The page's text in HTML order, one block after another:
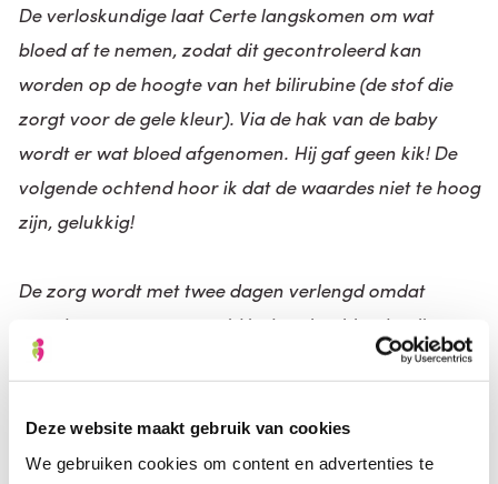
Deze website maakt gebruik van cookies
We gebruiken cookies om content en advertenties te
De verloskundige laat Certe langskomen om wat
bloed af te nemen, zodat dit gecontroleerd kan
worden op de hoogte van het bilirubine (de stof die
zorgt voor de gele kleur). Via de hak van de baby
wordt er wat bloed afgenomen. Hij gaf geen kik! De
volgende ochtend hoor ik dat de waardes niet te hoog
zijn, gelukkig!
De zorg wordt met twee dagen verlengd omdat
moeder nog erg vermoeid is door het bloedverlies,
hierdoor is ze weinig fysiek zelfredzaam. Voor mij
laatste dagen slaapt mama bij in de ochtenden en
help ik met een paar verschillende